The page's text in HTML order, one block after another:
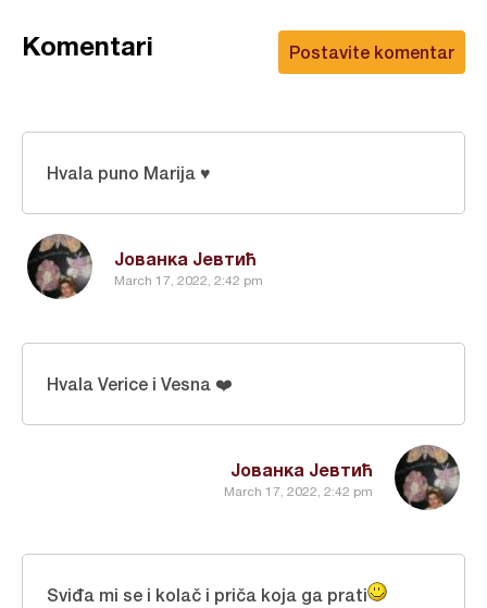
Postavite komentar
Komentari
Јованка Јевтић
March 17, 2022, 2:42 pm
Hvala puno Marija ♥️
Јованка Јевтић
March 17, 2022, 2:42 pm
Hvala Verice i Vesna ❤️
Sviđa mi se i kolač i priča koja ga prati